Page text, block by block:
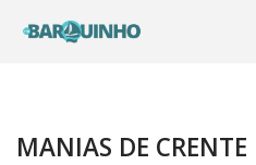
conteúdo
MANIAS DE CRENTE